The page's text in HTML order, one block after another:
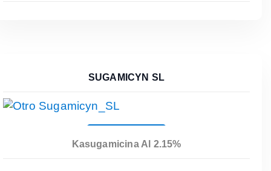
SUGAMICYN SL
Leer Más
Kasugamicina Al 2.15%